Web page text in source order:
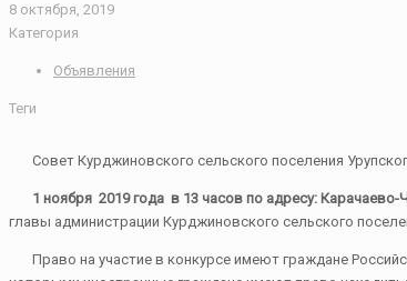
8 октября, 2019
Категория
Объявления
Теги
Совет Курджиновского сельского поселения
1 ноября 2019 года в 13 часов по адресу: Карачаево-
главы администрации Курджиновского сельского
Право на участие в конкурсе имеют граждане